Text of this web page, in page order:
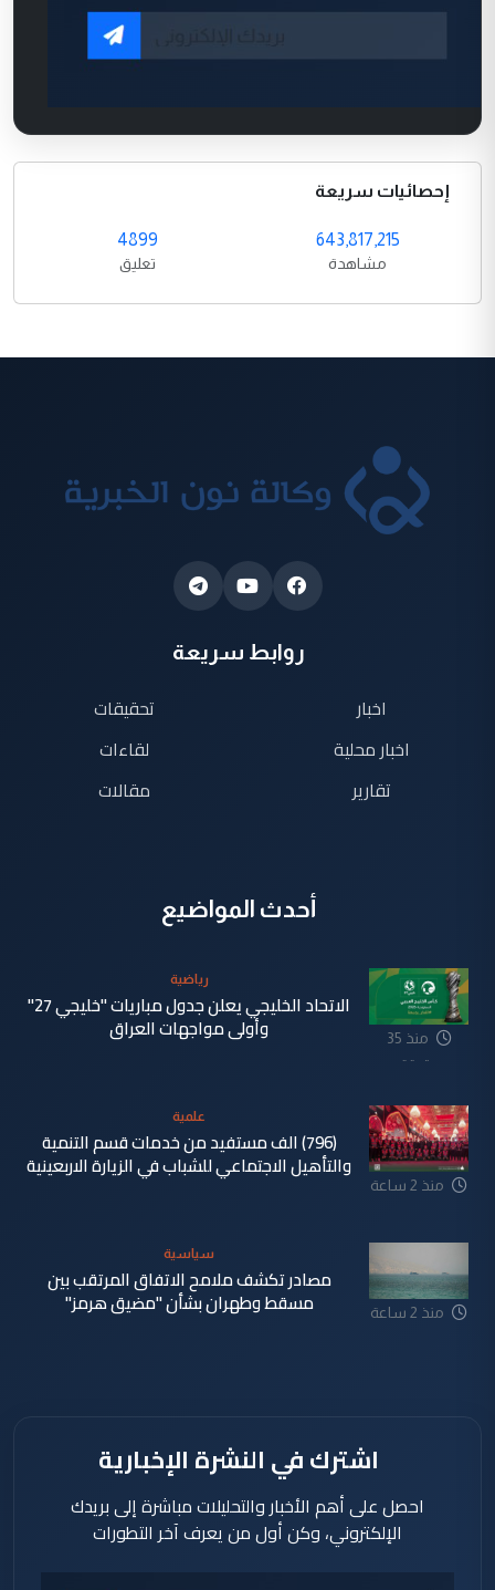
إحصائيات سريعة
643,817,215
مشاهدة
4899
تعليق
روابط سريعة
اخبار
اخبار محلية
تقارير
تحقيقات
لقاءات
مقالات
أحدث المواضيع
منذ 35
دقيقة
رياضية
الاتحاد الخليجي يعلن جدول مباريات "خليجي 27"
وأولى مواجهات العراق
منذ 2 ساعة
علمية
(796) الف مستفيد من خدمات قسم التنمية
والتأهيل الاجتماعي للشباب في الزيارة الاربعينية
منذ 2 ساعة
سياسية
مصادر تكشف ملامح الاتفاق المرتقب بين
مسقط وطهران بشأن "مضيق هرمز"
اشترك في النشرة الإخبارية
احصل على أهم الأخبار والتحليلات مباشرة إلى بريدك
الإلكتروني، وكن أول من يعرف آخر التطورات